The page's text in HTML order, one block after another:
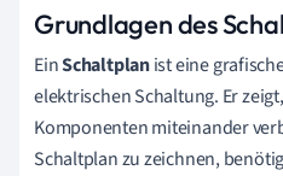
Grundlagen des
EinSchaltplanist eine
elektrischen Schaltung. Er
Komponenten miteinander
Schaltplan zu zeichnen,